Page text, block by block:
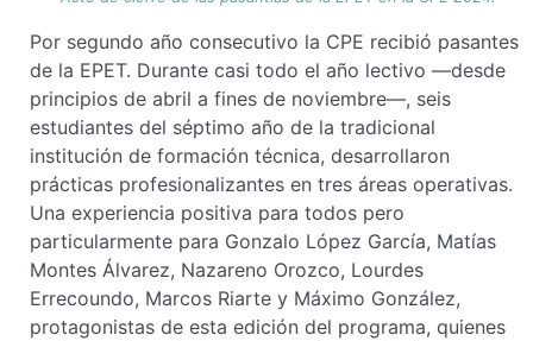
Por segundo año consecutivo la CPE recibió pasantes
de la EPET. Durante casi todo el año lectivo —desde
principios de abril a fines de noviembre—, seis
estudiantes del séptimo año de la tradicional
institución de formación técnica, desarrollaron
prácticas profesionalizantes en tres áreas operativas.
Una experiencia positiva para todos pero
particularmente para Gonzalo López García, Matías
Montes Álvarez, Nazareno Orozco, Lourdes
Errecoundo, Marcos Riarte y Máximo González,
protagonistas de esta edición del programa, quienes